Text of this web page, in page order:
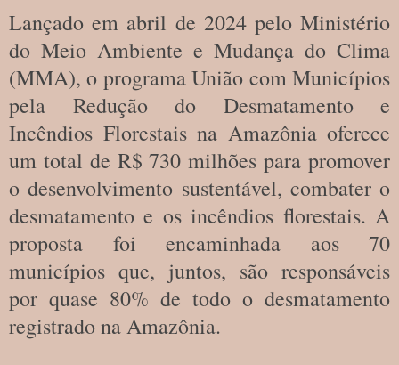
Lançado em abril de 2024 pelo Ministério
do Meio Ambiente e Mudança do Clima
(MMA), o programa União com Municípios
pela Redução do Desmatamento e
Incêndios Florestais na Amazônia oferece
um total de R$ 730 milhões para promover
o desenvolvimento sustentável, combater o
desmatamento e os incêndios florestais. A
proposta foi encaminhada aos 70
municípios que, juntos, são responsáveis
por quase 80% de todo o desmatamento
registrado na Amazônia.